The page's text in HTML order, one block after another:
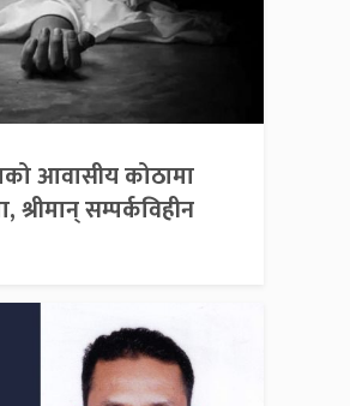
आवासीय कोठामा
सम्पर्कविहीन